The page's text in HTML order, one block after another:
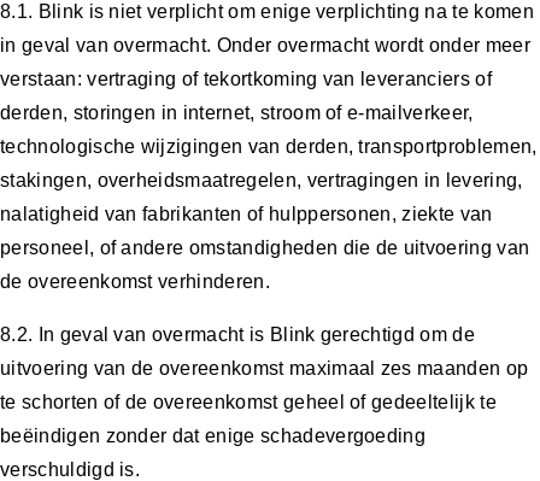
8.1. Blink is niet verplicht om enige verplichting na te komen
in geval van overmacht. Onder overmacht wordt onder meer
verstaan: vertraging of tekortkoming van leveranciers of
derden, storingen in internet, stroom of e-mailverkeer,
technologische wijzigingen van derden, transportproblemen,
stakingen, overheidsmaatregelen, vertragingen in levering,
nalatigheid van fabrikanten of hulppersonen, ziekte van
personeel, of andere omstandigheden die de uitvoering van
de overeenkomst verhinderen.
8.2. In geval van overmacht is Blink gerechtigd om de
uitvoering van de overeenkomst maximaal zes maanden op
te schorten of de overeenkomst geheel of gedeeltelijk te
beëindigen zonder dat enige schadevergoeding
verschuldigd is.